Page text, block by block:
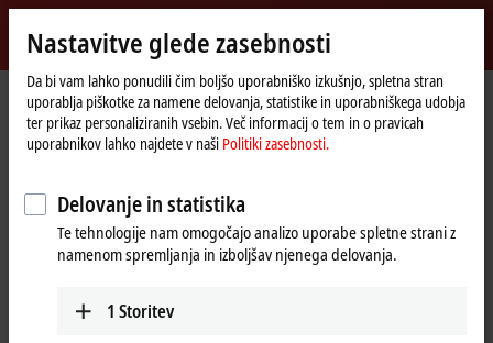
Beckhoff
-
New
Automation
Technology
myBeckhoff
Domača
stran
Products Automation
TwinCAT
TFxxxx | TwinCAT 3 Functions
TF3xxx | TwinCAT 3 Measurement
Tabular product overview Product finder
Nastavitve glede zasebnosti
Da bi vam lahko ponudili čim boljšo uporabniško izkušnjo, spletna stran
uporablja piškotke za namene delovanja, statistike in uporabniškega udobja
ter prikaz personaliziranih vsebin. Več informacij o tem in o pravicah
uporabnikov lahko najdete v naši Politiki zasebnosti.
Delovanje in statistika
Te tehnologije nam omogočajo analizo uporabe spletne strani z
namenom spremljanja in izboljšav njenega delovanja.
1 Storitev